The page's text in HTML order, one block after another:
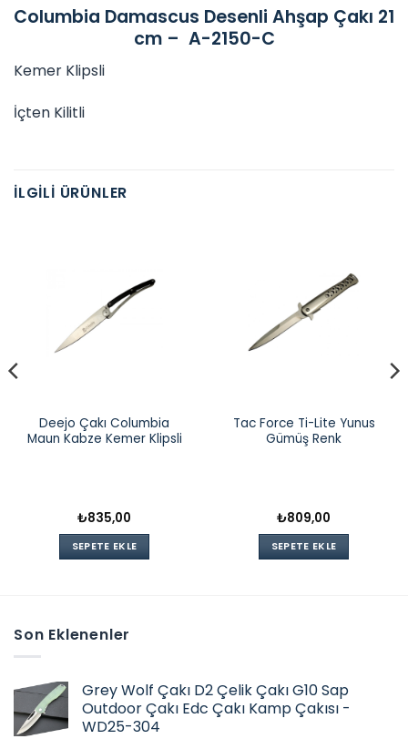
Columbia Damascus Desenli Ahşap Çakı 21
cm – A-2150-C
Kemer Klipsli
İçten Kilitli
İLGILI ÜRÜNLER
Deejo Çakı Columbia
Maun Kabze Kemer Klipsli
₺835,00
SEPETE EKLE
Tac Force Ti-Lite Yunus
Gümüş Renk
₺809,00
SEPETE EKLE
Son Eklenenler
Grey Wolf Çakı D2 Çelik Çakı G10 Sap
Outdoor Çakı Edc Çakı Kamp Çakısı -
WD25-304